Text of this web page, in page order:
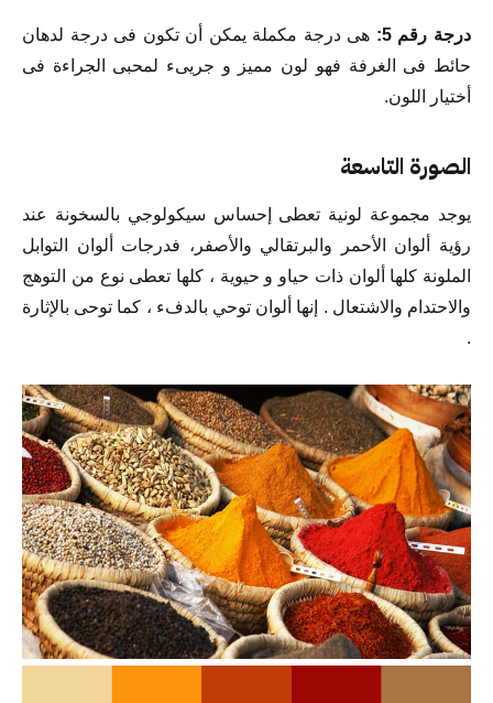
درجة رقم 5:
هى درجة مكملة يمكن أن تكون فى درجة لدهان
حائط فى الغرفة فهو لون مميز و جريىء لمحبى الجراءة فى
أختيار اللون.
الصورة التاسعة
يوجد مجموعة لونية تعطى إحساس سيكولوجي بالسخونة عند
رؤية ألوان الأحمر والبرتقالي والأصفر، فدرجات ألوان التوابل
الملونة كلها ألوان ذات حياو و حيوية ، كلها تعطى نوع من التوهج
والاحتدام والاشتعال . إنها ألوان توحي بالدفء ، كما توحى بالإثارة
.